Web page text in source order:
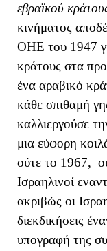
εβραϊκού
κινήματος
ΟΗΕ του 1947
κράτους στα
ένα αραβικό
κάθε σπιθαμή
καλλιεργούσε
μια εύφορη
ούτε το 1967,
Ισραηλινοί
ακριβώς οι
διεκδικήσεις
υπογραφή της